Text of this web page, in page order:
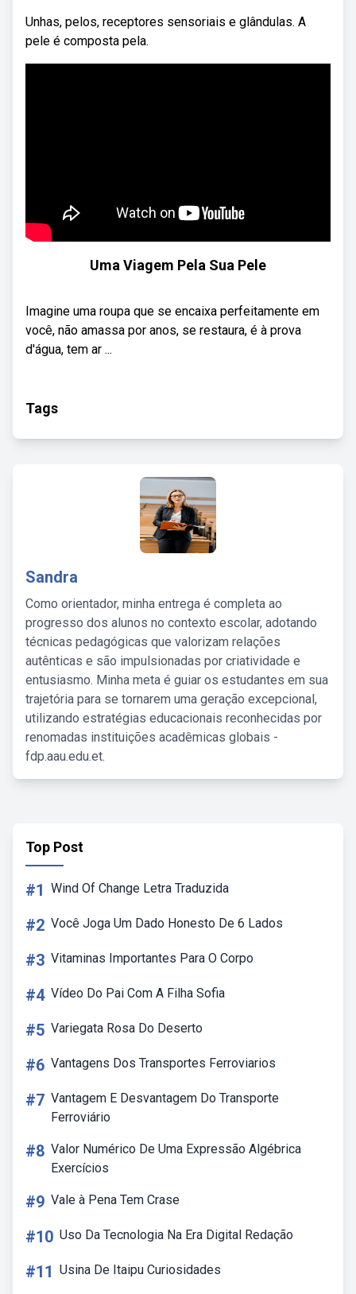
Unhas, pelos, receptores sensoriais e glândulas. A
pele é composta pela.
Uma Viagem Pela Sua Pele
Imagine uma roupa que se encaixa perfeitamente em
você, não amassa por anos, se restaura, é à prova
d'água, tem ar ...
Tags
Sandra
Como orientador, minha entrega é completa ao
progresso dos alunos no contexto escolar, adotando
técnicas pedagógicas que valorizam relações
autênticas e são impulsionadas por criatividade e
entusiasmo. Minha meta é guiar os estudantes em sua
trajetória para se tornarem uma geração excepcional,
utilizando estratégias educacionais reconhecidas por
renomadas instituições acadêmicas globais -
fdp.aau.edu.et.
Top Post
#1 Wind Of Change Letra Traduzida
#2 Você Joga Um Dado Honesto De 6 Lados
#3 Vitaminas Importantes Para O Corpo
#4 Vídeo Do Pai Com A Filha Sofia
#5 Variegata Rosa Do Deserto
#6 Vantagens Dos Transportes Ferroviarios
#7 Vantagem E Desvantagem Do Transporte
Ferroviário
#8 Valor Numérico De Uma Expressão Algébrica
Exercícios
#9 Vale à Pena Tem Crase
#10 Uso Da Tecnologia Na Era Digital Redação
#11 Usina De Itaipu Curiosidades